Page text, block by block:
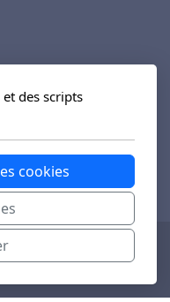
des scripts
cookies